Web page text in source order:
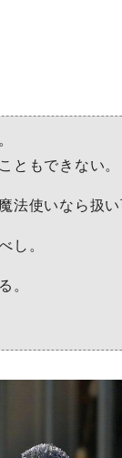
法ワールド教室を3
ともできない。
法使いなら扱い
し。
。